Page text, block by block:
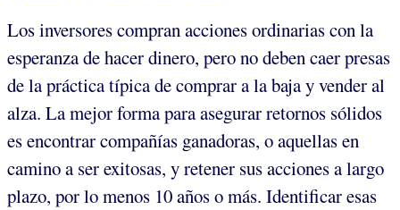
Los inversores compran acciones ordinarias con la
esperanza de hacer dinero, pero no deben caer presas
de la práctica típica de comprar a la baja y vender al
alza. La mejor forma para asegurar retornos sólidos
es encontrar compañías ganadoras, o aquellas en
camino a ser exitosas, y retener sus acciones a largo
plazo, por lo menos 10 años o más. Identificar esas